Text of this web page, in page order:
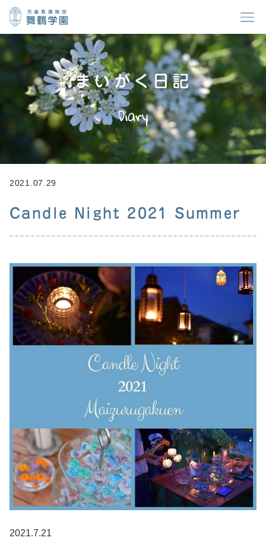
まいがく日記
Diary
2021.07.29
Candle Night 2021 Summer
2021.7.21